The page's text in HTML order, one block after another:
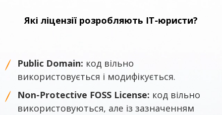
Які ліцензії розробляють IT-юристи?
Public Domain: код вільно
використовується і модифікується.
Non-Protective FOSS License: код вільно
використовуються, але із зазначенням